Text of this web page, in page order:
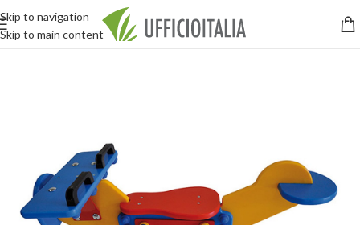
Skip to navigation
Skip to main content